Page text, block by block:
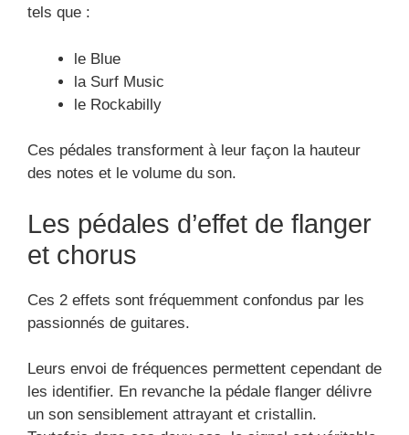
Mission Engineering EQD-1
Voir plus d’images de la pédale Mission
Les caractéristiques de la pédale d’effet Mission
Engineering EQD-1 :
Engineering EQD-1
Cliquez pour voir les autres images ou zoomer
Mission Engineering EQD-1
Mission Engineering EQD-1
Quels sont les types de pédales d’effets pour
Engineering EQD-1)
Les pédales d’effets de filtres
Pédales d’effet wah-wah
Les pédales d’effet equalizer pour guitares